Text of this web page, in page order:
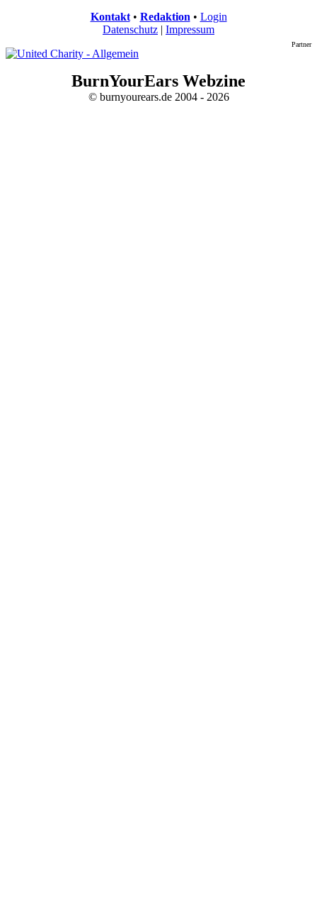
Kontakt• Redaktion • Login
Datenschutz | Impressum
Partner
BurnYourEars Webzine
© burnyourears.de 2004 - 2026